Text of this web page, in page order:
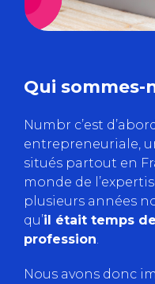
Qui sommes-
Numbr c’est
entrepreneuriale,
situés partout en
monde de
plusieurs années
qu’il était temps
profession
Nous avons donc